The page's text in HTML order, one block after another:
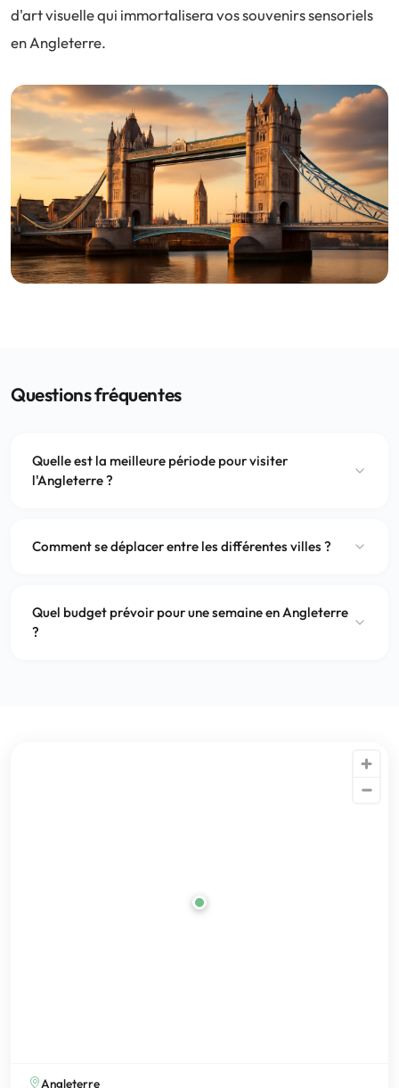
d'art visuelle qui immortalisera vos souvenirs sensoriels
en Angleterre.
Questions fréquentes
Quelle est la meilleure période pour visiter
l'Angleterre ?
Comment se déplacer entre les différentes villes ?
Quel budget prévoir pour une semaine en Angleterre
?
Angleterre